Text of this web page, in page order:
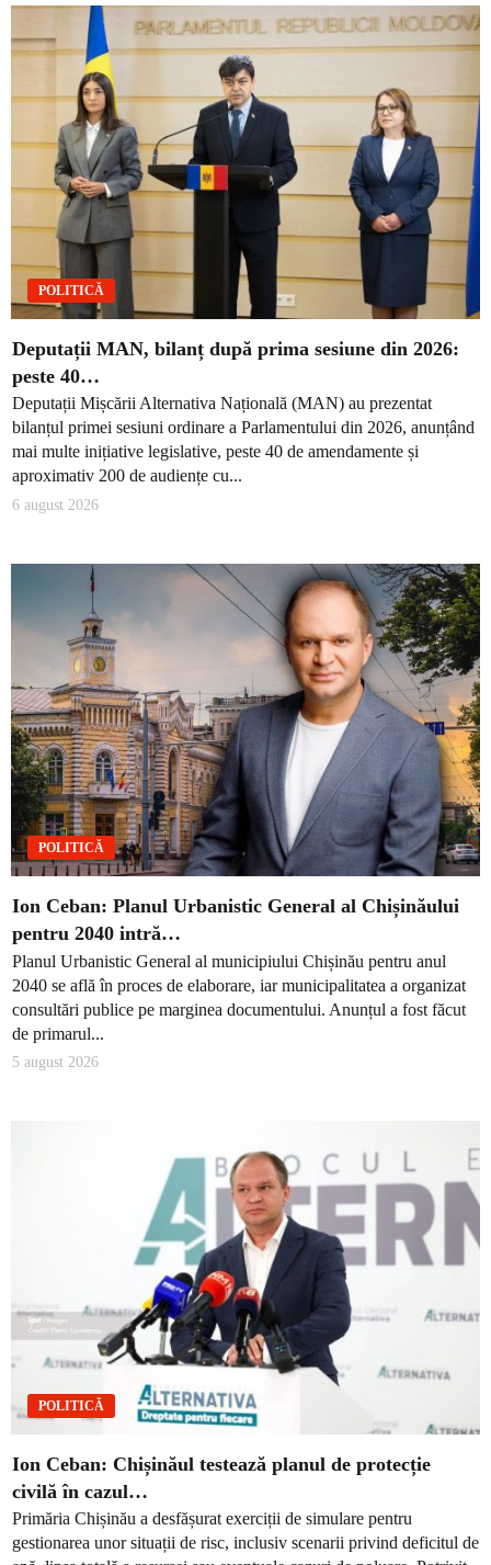
POLITICĂ
Deputații MAN, bilanț după prima sesiune din 2026:
peste 40…
Deputații Mișcării Alternativa Națională (MAN) au prezentat
bilanțul primei sesiuni ordinare a Parlamentului din 2026, anunțând
mai multe inițiative legislative, peste 40 de amendamente și
aproximativ 200 de audiențe cu...
6 august 2026
POLITICĂ
Ion Ceban: Planul Urbanistic General al Chișinăului
pentru 2040 intră…
Planul Urbanistic General al municipiului Chișinău pentru anul
2040 se află în proces de elaborare, iar municipalitatea a organizat
consultări publice pe marginea documentului. Anunțul a fost făcut
de primarul...
5 august 2026
POLITICĂ
Ion Ceban: Chișinăul testează planul de protecție
civilă în cazul…
Primăria Chișinău a desfășurat exerciții de simulare pentru
gestionarea unor situații de risc, inclusiv scenarii privind deficitul de